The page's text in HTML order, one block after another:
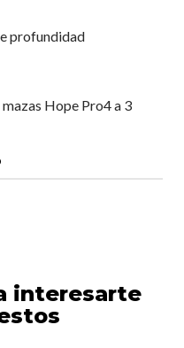
profundidad
Hope Pro4 a 3
interesarte